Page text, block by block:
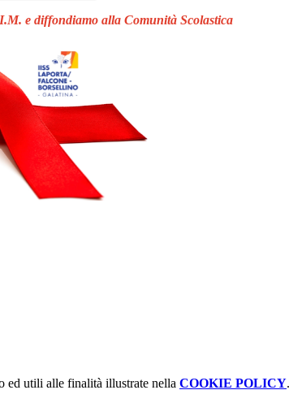
e diffondiamo alla Comunità Scolastica
ed utili alle finalità illustrate nella COOKIE POLICY.